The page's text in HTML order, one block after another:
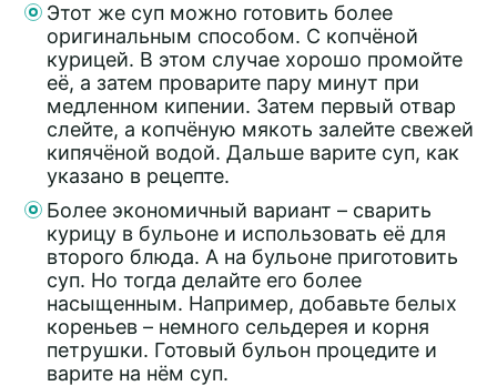
Этот же суп можно готовить более
оригинальным способом. С копчёной
курицей. В этом случае хорошо промойте
её, а затем проварите пару минут при
медленном кипении. Затем первый отвар
слейте, а копчёную мякоть залейте свежей
кипячёной водой. Дальше варите суп, как
указано в рецепте.
Более экономичный вариант – сварить
курицу в бульоне и использовать её для
второго блюда. А на бульоне приготовить
суп. Но тогда делайте его более
насыщенным. Например, добавьте белых
кореньев – немного сельдерея и корня
петрушки. Готовый бульон процедите и
варите на нём суп.